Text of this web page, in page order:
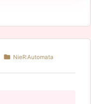
 NieR:Automata